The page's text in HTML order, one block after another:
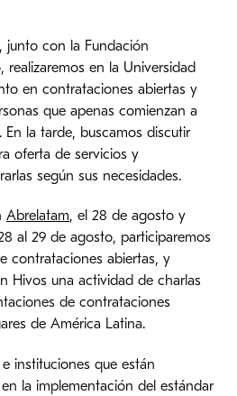
junto con la Fundación
realizaremos en la Universidad
en contrataciones abiertas y
que apenas comienzan a
En la tarde, buscamos discutir
oferta de servicios y
según sus necesidades.
Abrelatam, el 28 de agosto y
al 29 de agosto, participaremos
contrataciones abiertas, y
Hivos una actividad de charlas
de contrataciones
de América Latina.
instituciones que están
la implementación del estándar